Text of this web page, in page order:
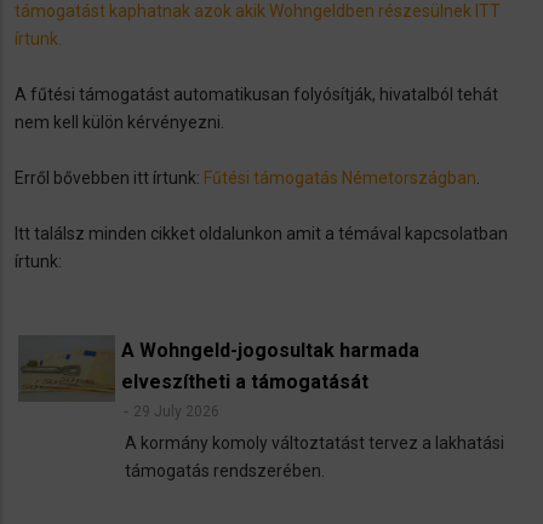
támogatást kaphatnak azok akik Wohngeldben részesülnek ITT
írtunk.
A fűtési támogatást automatikusan folyósítják, hivatalból tehát
nem kell külön kérvényezni.
Erről bővebben itt írtunk: Fűtési támogatás Németországban
Itt találsz minden cikket oldalunkon amit a témával kapcsolatban
írtunk:
A Wohngeld-jogosultak harmada
elveszítheti a támogatását
29 July 2026
A kormány komoly változtatást tervez a lakhatási
támogatás rendszerében.